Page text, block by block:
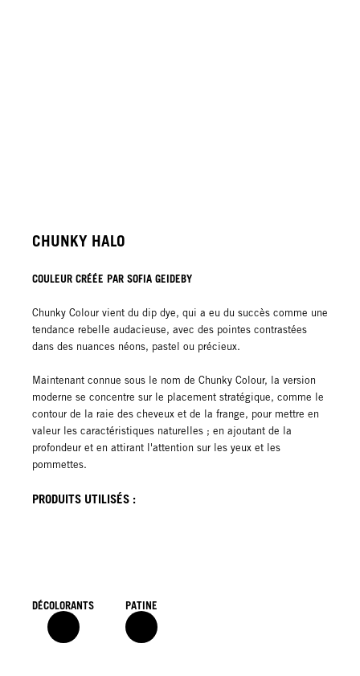
CHUNKY HALO
COULEUR CRÉÉE PAR SOFIA GEIDEBY
Chunky Colour vient du dip dye, qui a eu du succès comme une
tendance rebelle audacieuse, avec des pointes contrastées
dans des nuances néons, pastel ou précieux.
Maintenant connue sous le nom de Chunky Colour, la version
moderne se concentre sur le placement stratégique, comme le
contour de la raie des cheveux et de la frange, pour mettre en
valeur les caractéristiques naturelles ; en ajoutant de la
profondeur et en attirant l'attention sur les yeux et les
pommettes.
PRODUITS UTILISÉS :
DÉCOLORANTS
1 & 2
PATINE